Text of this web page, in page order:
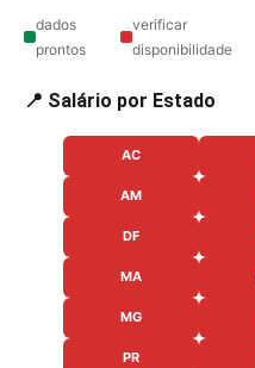
dados
prontos
verificar
disponibilidade
📍 Salário por Estado
AC
AM
DF
MA
MG
PR